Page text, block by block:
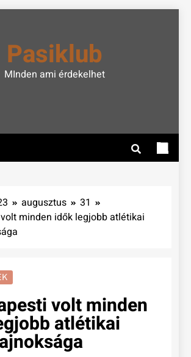
Pasiklub
MInden ami érdekelhet
augusztus
31
minden idők legjobb atlétikai
volt minden
atlétikai